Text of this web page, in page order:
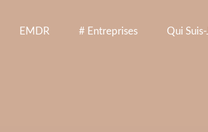
EMDR # Entreprises Qui Suis-